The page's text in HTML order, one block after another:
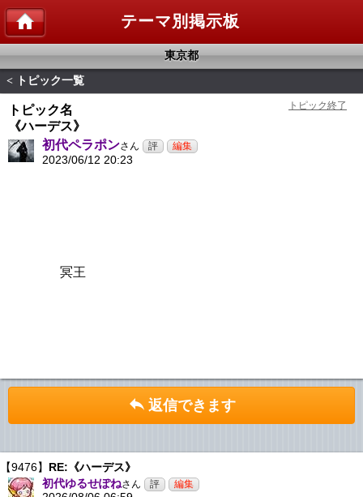
テーマ別掲示板
東京都
< トピック一覧
トピック名
《ハーデス》
初代ペラポンさん
2023/06/12 20:23
冥王
返信できます
【9476】 RE:《ハーデス》
初代ゆるせぽねさん